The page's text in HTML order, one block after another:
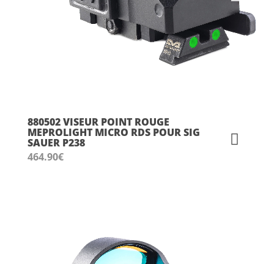
880502 VISEUR POINT ROUGE
MEPROLIGHT MICRO RDS POUR SIG
SAUER P238
464.90€